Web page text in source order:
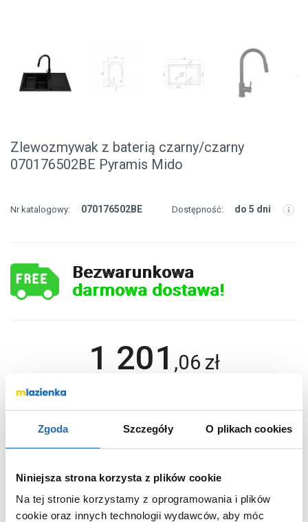
Zgoda Szczegóły O plikach cookies
Niniejsza strona korzysta z plików cookie
Na tej stronie korzystamy z oprogramowania i plików
cookie oraz innych technologii wydawców, aby móc
Zlewozmywak z baterią czarny/czarny
070176502BE Pyramis Mido
Nr katalogowy: 070176502BE Dostępność: do 5 dni
Bezwarunkowa
darmowa dostawa!
1 201 ,06 zł